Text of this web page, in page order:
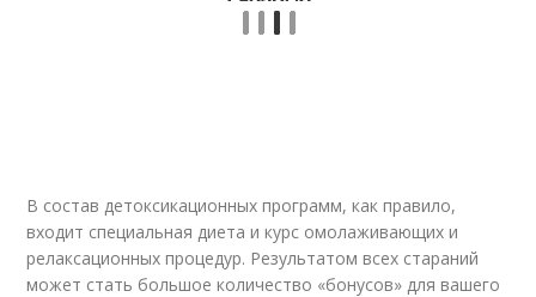
В состав детоксикационных программ, как правило,
входит специальная диета и курс омолаживающих и
релаксационных процедур. Результатом всех стараний
может стать большое количество «бонусов» для вашего